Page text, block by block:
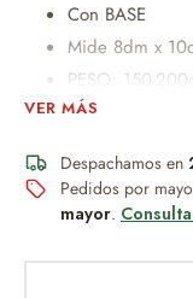
Con BASE
Mide 8dm x
PESO: 150-
Caja con
Un obsequio
VER MÁS
Despachamos en
Pedidos por
mayor.